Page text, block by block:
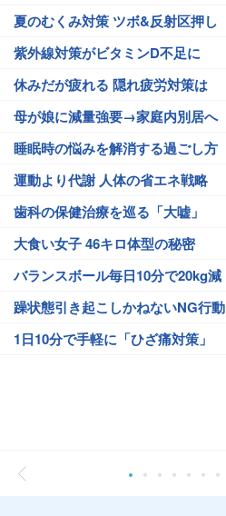
夏のむくみ対策 ツボ&反射区押し
紫外線対策がビタミンD不足に
休みだが疲れる 隠れ疲労対策は
母が娘に減量強要→家庭内別居へ
睡眠時の悩みを解消する過ごし方
運動より代謝 人体の省エネ戦略
歯科の保健治療を巡る「大嘘」
大食い女子 46キロ体型の秘密
バランスボール毎日10分で20kg減
躁状態引き起こしかねないNG行動
1日10分で手軽に「ひざ痛対策」